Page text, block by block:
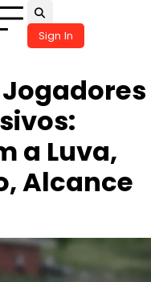
Sign In
a Luva,
Alcance